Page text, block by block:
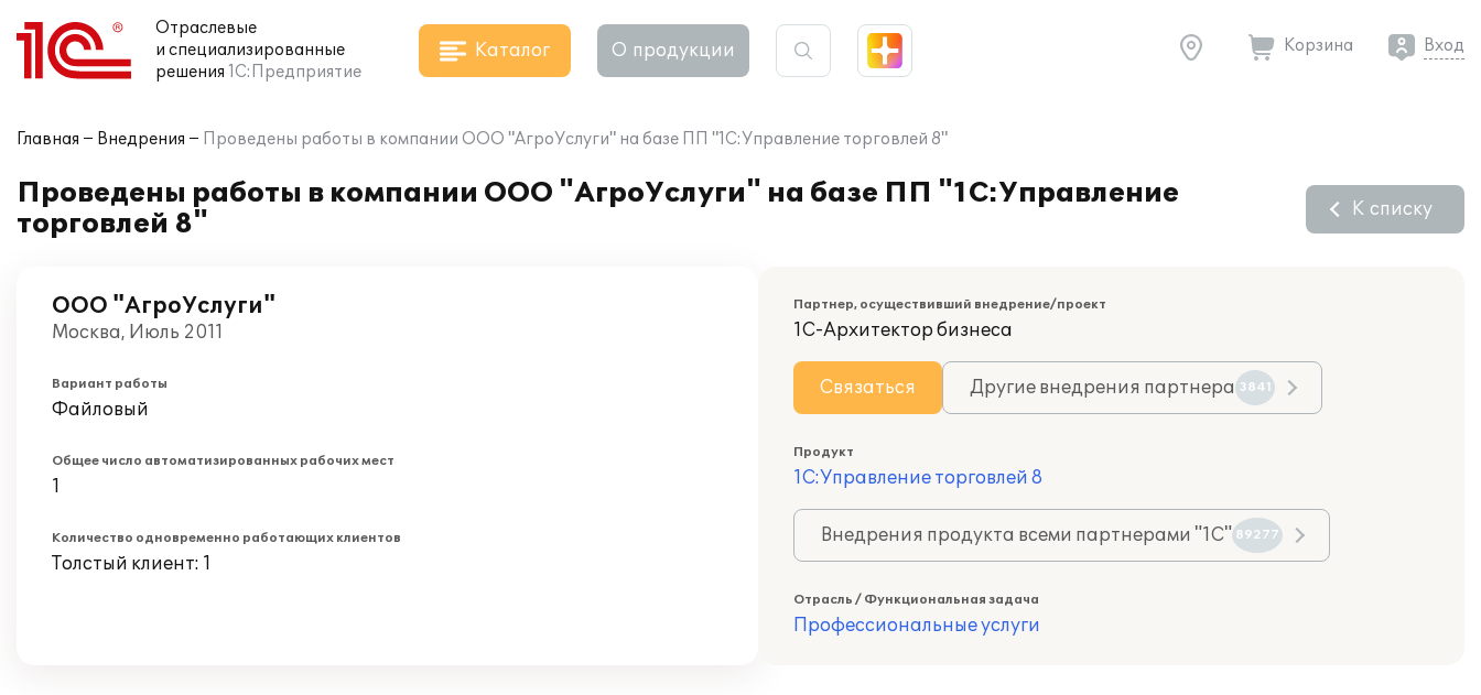
Отраслевые
и специализированные
решения 1С:Предприятие
Каталог О продукции Корзина Вход
Главная Внедрения Проведены работы в компании ООО "АгроУслуги" на базе ПП "1С:Управление торговлей 8"
Проведены работы в компании ООО "АгроУслуги" на базе ПП "1С:Управление
торговлей 8"
К списку
ООО "АгроУслуги"
Москва, Июль 2011
Вариант работы
Файловый
Общее число автоматизированных рабочих мест
1
Количество одновременно работающих клиентов
Толстый клиент: 1
Партнер, осуществивший внедрение/проект
1С-Архитектор бизнеса
Связаться Другие внедрения партнера 3841
Продукт
1С:Управление торговлей 8
Внедрения продукта всеми партнерами "1С" 89277
Отрасль / Функциональная задача
Профессиональные услуги